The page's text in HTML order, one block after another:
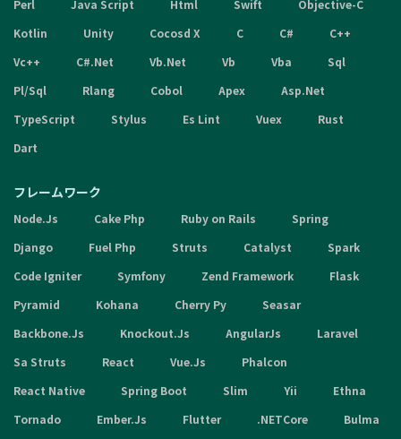
Perl
Java Script Html Swift
Objective-C
Kotlin
Unity Cocosd X C C#
C++
Vc++
C#.Net Vb.Net Vb Vba
Sql
Pl/Sql
Rlang Cobol Apex
Asp.Net
TypeScript
Stylus Es Lint Vuex
Rust
Dart
フレームワーク
Node.Js Cake Php Ruby on Rails
Spring
Django
Fuel Php Struts Catalyst
Spark
Code Igniter
Symfony Zend Framework
Flask
Pyramid
Kohana Cherry Py
Seasar
Backbone.Js
Knockout.Js AngularJs
Laravel
Sa Struts
React Vue.Js
Phalcon
React Native
Spring Boot Slim Yii
Ethna
Tornado
Ember.Js Flutter .NETCore
Bulma